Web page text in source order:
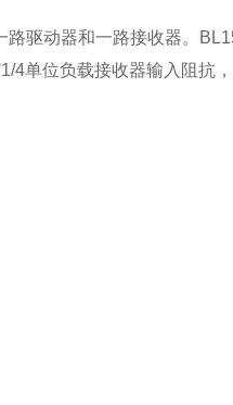
驱动器和一路接收器。
单位负载接收器输入阻抗